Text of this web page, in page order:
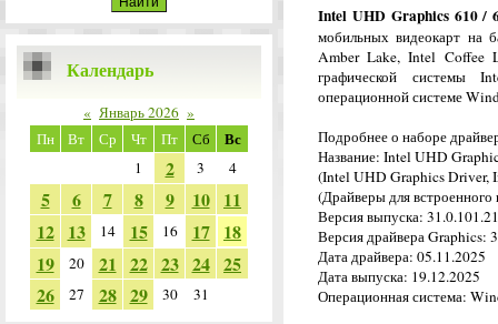
Календарь
« Январь 2026 »
Пн
Вт Ср Чт Пт Сб Вс
1 2 3 4
5 6 7 8 9 10 11
12 13 14 15 16 17 18
19
20 21 22 23 24 25
26
27 28 29 30 31
Intel UHD Graphics 610 /
мобильных видеокарт на
Amber Lake, Intel Coffee
графической системы
операционной системе
Подробнее о наборе
Название: Intel UHD
(Intel UHD Graphics Driver,
(Драйверы для
Версия выпуска:
Версия драйвера Graphics:
Дата драйвера: 05.11.2025
Дата выпуска: 19.12.2025
Операционная система: